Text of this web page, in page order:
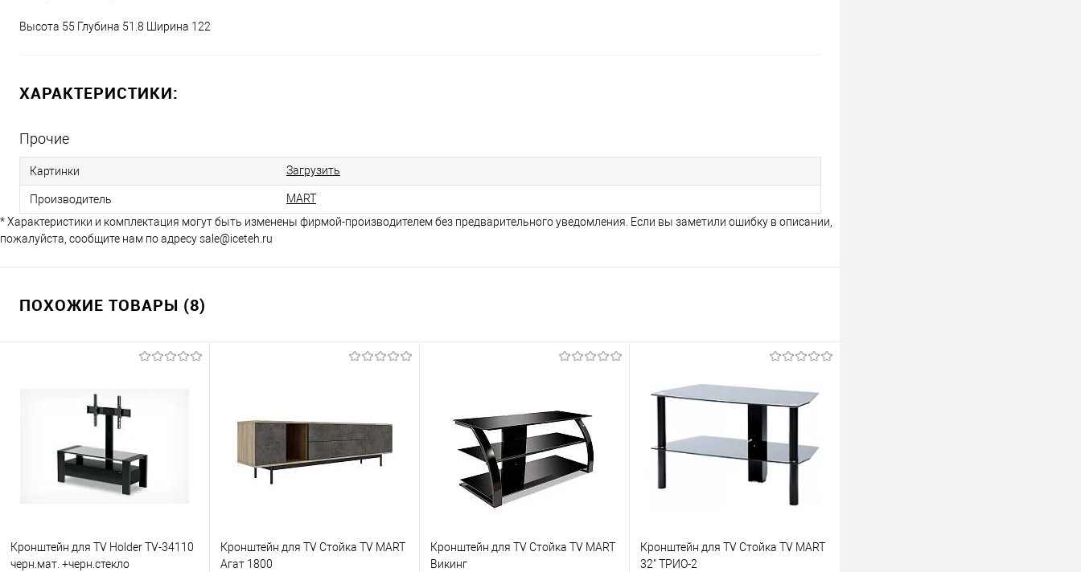
Высота 55 Глубина 51.8 Ширина 122
ХАРАКТЕРИСТИКИ:
Прочие
Картинки Загрузить
Производитель
MART
* Характеристики и комплектация могут быть изменены фирмой-производителем без предварительного уведомления. Если вы заметили ошибку в описании,
пожалуйста, сообщите нам по адресу sale@iceteh.ru
ПОХОЖИЕ ТОВАРЫ (8)
Кронштейн для TV Holder TV-34110
черн.мат. +черн.стекло
Кронштейн для TV Стойка TV MART
Агат 1800
Кронштейн для TV Стойка TV MART
Викинг
Кронштейн для TV Стойка TV MART
32" ТРИО-2